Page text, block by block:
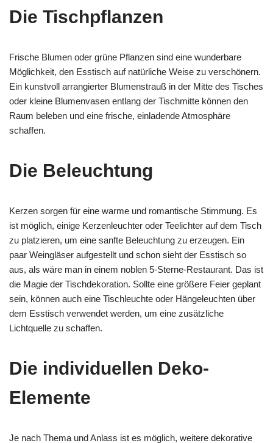
Die Tischpflanzen
Frische Blumen oder grüne Pflanzen sind eine wunderbare
Möglichkeit, den Esstisch auf natürliche Weise zu verschönern.
Ein kunstvoll arrangierter Blumenstrauß in der Mitte des Tisches
oder kleine Blumenvasen entlang der Tischmitte können den
Raum beleben und eine frische, einladende Atmosphäre
schaffen.
Die Beleuchtung
Kerzen sorgen für eine warme und romantische Stimmung. Es
ist möglich, einige Kerzenleuchter oder Teelichter auf dem Tisch
zu platzieren, um eine sanfte Beleuchtung zu erzeugen. Ein
paar Weingläser aufgestellt und schon sieht der Esstisch so
aus, als wäre man in einem noblen 5-Sterne-Restaurant. Das ist
die Magie der Tischdekoration. Sollte eine größere Feier geplant
sein, können auch eine Tischleuchte oder Hängeleuchten über
dem Esstisch verwendet werden, um eine zusätzliche
Lichtquelle zu schaffen.
Die individuellen Deko-
Elemente
Je nach Thema und Anlass ist es möglich, weitere dekorative